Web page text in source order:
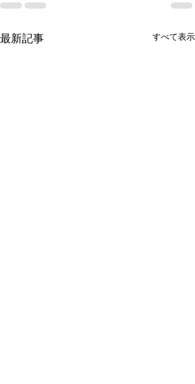
最新記事 すべて表示